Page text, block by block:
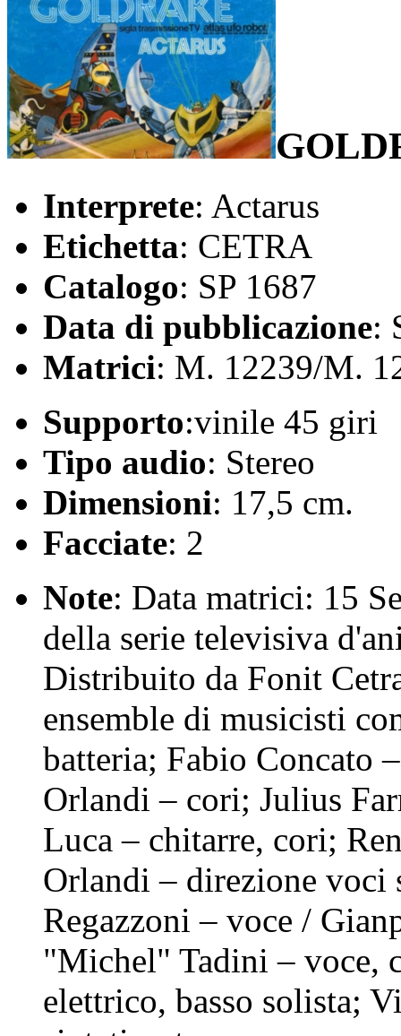
Interprete: Actarus
Etichetta: CETRA
Catalogo: SP 1687
Data di pubblicazione:
Matrici: M. 12239/M.
Supporto:vinile 45 giri
Tipo audio: Stereo
Dimensioni: 17,5 cm.
Facciate: 2
Note: Data matrici: 15
della serie televisiva
Distribuito da Fonit
ensemble di musicisti
batteria; Fabio Concato
Orlandi – cori; Julius
Luca – chitarre, cori;
Orlandi – direzione voci
Regazzoni – voce /
"Michel" Tadini – voce,
elettrico, basso solista;